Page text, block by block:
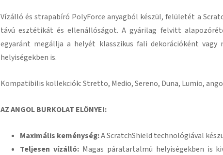
Vízálló és strapabíró PolyForce anyagból készül, felületét a
távú esztétikát és ellenállóságot. A gyárilag felvitt
egyaránt megállja a helyét klasszikus fali dekorációként
helyiségekben is.
Kompatibilis kollekciók: Stretto, Medio, Sereno, Duna, Lumio,
AZ ANGOL BURKOLAT ELŐNYEI:
Maximális keménység:A ScratchShield technológiával
Teljesen vízálló:Magas páratartalmú helyiségekben is